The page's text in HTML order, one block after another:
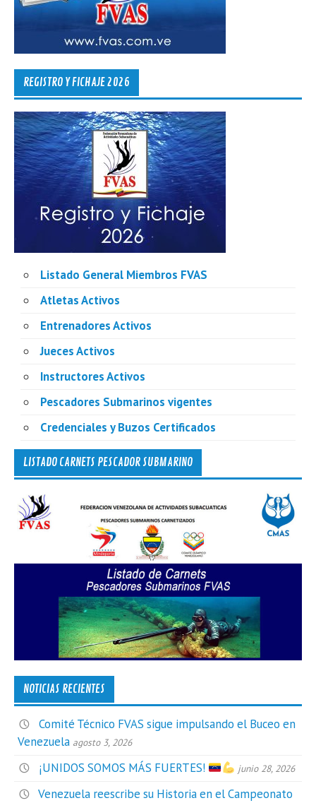
REGISTRO Y FICHAJE 2026
Listado General Miembros FVAS
Atletas Activos
Entrenadores Activos
Jueces Activos
Instructores Activos
Pescadores Submarinos vigentes
Credenciales y Buzos Certificados
LISTADO CARNETS PESCADOR SUBMARINO
NOTICIAS RECIENTES
Comité Técnico FVAS sigue impulsando el Buceo en
Venezuela agosto 3, 2026
¡UNIDOS SOMOS MÁS FUERTES! junio 28, 2026
Venezuela reescribe su Historia en el Campeonato